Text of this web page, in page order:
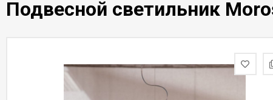
Подвесной светильник